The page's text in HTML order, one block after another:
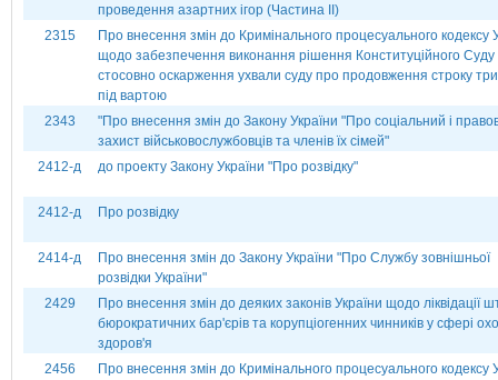
проведення азартних ігор (Частина ІІ)
2315
Про внесення змін до Кримінального процесуального кодексу
щодо забезпечення виконання рішення Конституційного Суду
стосовно оскарження ухвали суду про продовження строку
під вартою
2343
"Про внесення змін до Закону України "Про соціальний і
захист військовослужбовців та членів їх сімей"
2412-д
до проекту Закону України "Про розвідку"
2412-д Про розвідку
2414-д
Про внесення змін до Закону України "Про Службу зовнішньої
розвідки України"
2429
Про внесення змін до деяких законів України щодо ліквідації
бюрократичних бар'єрів та корупціогенних чинників у сфері
здоров'я
2456
Про внесення змін до Кримінального процесуального кодексу